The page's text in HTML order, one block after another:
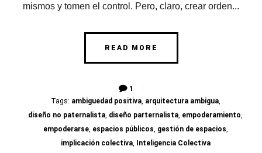
mismos y tomen el control. Pero, claro, crear orden...
READ MORE
1
Tags: ambiguedad positiva, arquitectura ambigua,
diseño no paternalista, diseño parternalista, empoderamiento,
empoderarse, espacios públicos, gestión de espacios,
implicación colectiva, Inteligencia Colectiva